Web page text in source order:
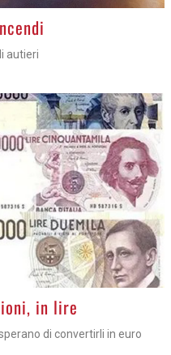
autieri
in lire
di convertirli in euro